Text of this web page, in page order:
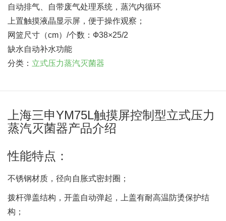
自动排气、自带废气处理系统，蒸汽内循环
上置触摸液晶显示屏，便于操作观察；
网篮尺寸（cm）/个数：Ф38×25/2
缺水自动补水功能
分类： 立式压力蒸汽灭菌器
上海三申YM75L触摸屏控制型立式压力
蒸汽灭菌器产品介绍
性能特点：
不锈钢材质，径向自胀式密封圈；
拨杆弹盖结构，开盖自动弹起，上盖有耐高温防烫保护结
构；